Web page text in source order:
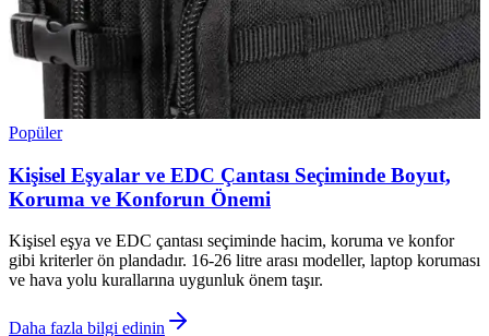
Popüler
Kişisel Eşyalar ve EDC Çantası Seçiminde Boyut,
Koruma ve Konforun Önemi
Kişisel eşya ve EDC çantası seçiminde hacim, koruma ve konfor
gibi kriterler ön plandadır. 16-26 litre arası modeller, laptop koruması
ve hava yolu kurallarına uygunluk önem taşır.
Daha fazla bilgi edinin